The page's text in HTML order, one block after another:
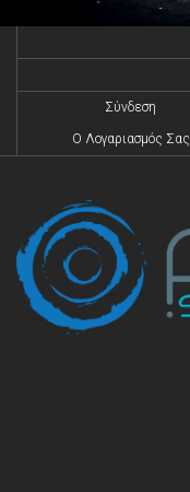
Σύνδεση
O Λογαριασμός Σας